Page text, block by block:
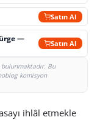
Satın Al
—
Satın Al
Bu
komisyon
ihlâl etmekle